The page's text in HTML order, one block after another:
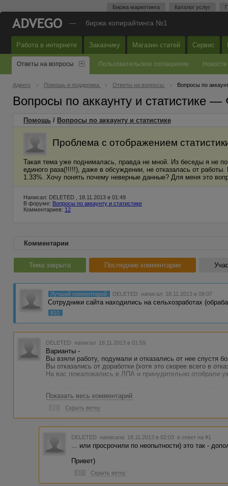
Биржа маркетинга Каталог услуг
— биржа копирайтинга №1
Работа в интернете Заказчику Магазин статей Сервис
Ответы на вопросы Пользовательское соглашение Новости
Адвего Помощь и поддержка Ответы на вопросы Вопросы по
Вопросы по аккаунту и статистике
Помощь / Вопросы по аккаунту и статистике
Проблема с отображением
Такая тема уже поднималась, правда не мной. Из беседы я не
единого раза(!!!!!), даже в обсуждении, не отказалась от
1.33%. Хочу понять почему неверные данные? Для меня это
Написал: DELETED , 18.11.2013 в 01:49
В форуме: Вопросы по аккаунту и статистике
Комментариев: 12
Комментарии
Тема закрыта Последние комментарии
Лучший комментарий DELETED написал 18.11.2013 в 09:07
Сотрудники сайта находились на сельхозработах
#10
DELETED написал 18.11.2013 в 01:59
Варианты -
Вы взяли работу, подумали и отказались от нее спустя
Вы отказались от доработки (хотя это скорее всего в
На вас пожаловались в ЛПА и принудительно отобрали
И не делайте вы проблемы из одного единственного
почти не виден :)
Показать весь комментарий
Скрыть ветку
DELETED написала 18.11.2013 в 02:03 в ответ на #1
... или просрочили по неопытности) это так -
Привет)
Скрыть ветку